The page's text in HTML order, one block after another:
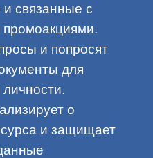
связанные с
и попросят
для
о
и защищает